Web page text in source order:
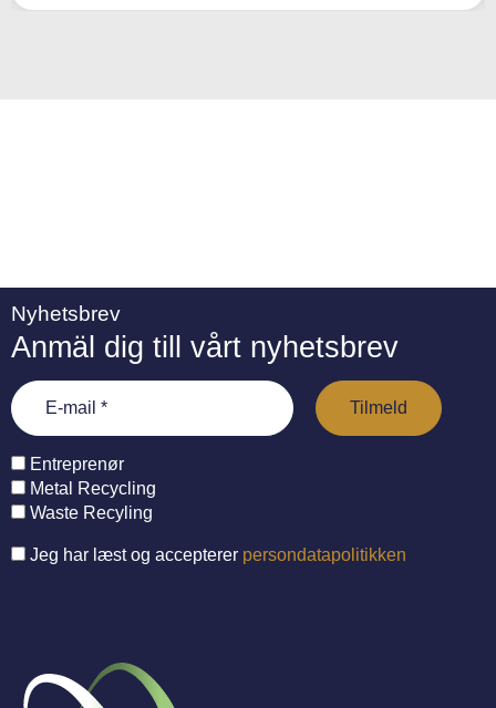
ti
Nyhetsbrev
Anmäl dig till vårt nyhetsbrev
Entreprenør
Metal Recycling
Waste Recyling
Jeg har læst og accepterer persondatapolitikken